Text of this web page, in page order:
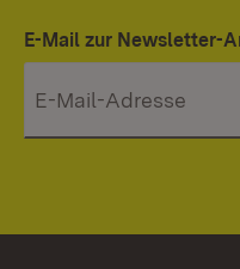
E-Mail zur Newsletter-